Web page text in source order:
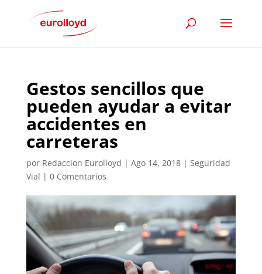
Gestos sencillos que
pueden ayudar a evitar
accidentes en
carreteras
por Redaccion Eurolloyd | Ago 14, 2018| Seguridad
Vial | 0 Comentarios